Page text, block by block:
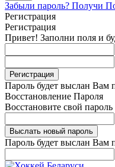
Забыли пароль? Получи
Регистрация
Регистрация
Привет! Заполни поля и
Пароль будет выслан Вам
Восстановление Пароля
Восстановите свой пароль
Пароль будет выслан Вам